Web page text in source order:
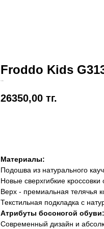
Froddo Kids
26350,00 тг.
Материалы:
Подошва из натурального
Новые сверхгибкие
Верх - премиальная телячья
Текстильная подкладка с
Атрибуты босоногой обуви:
Современный дизайн и